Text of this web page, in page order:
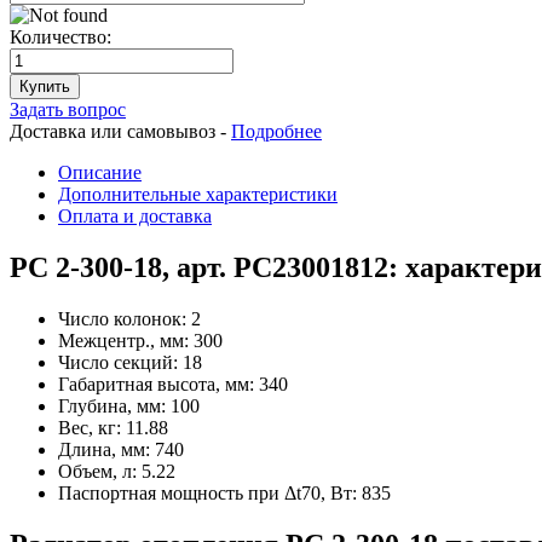
Количество:
Купить
Задать вопрос
Доставка или самовывоз - Подробнее
Описание
Дополнительные характеристики
Оплата и доставка
РС 2-300-18, арт. РС23001812:
Число колонок: 2
Межцентр., мм: 300
Число секций: 18
Габаритная высота, мм: 340
Глубина, мм: 100
Вес, кг: 11.88
Длина, мм: 740
Объем, л: 5.22
Паспортная мощность при Δt70, Вт: 835